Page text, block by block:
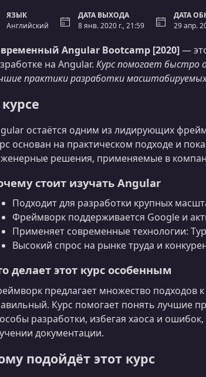
ЯЗЫК
Английский
ДАТА ВЫХОДА
8 янв. 2020 г., 21:59
ДАТА
29 апр.
Angular Bootcamp [2020]—
на Angular. Курс помогает быстро
практики разработки
остаётся одним из лидирующих
основан на практическом подходе и
решения, применяемые в
стоит изучать Angular
Подходит для разработки крупных
Фреймворк поддерживается Google и
Применяет современные технологии:
Высокий спрос на рынке труда и
делает этот курс особенным
предлагает множество подходов
Курс помогает понять лучшие
разработки, избегая хаоса и
документации.
подойдёт этот курс